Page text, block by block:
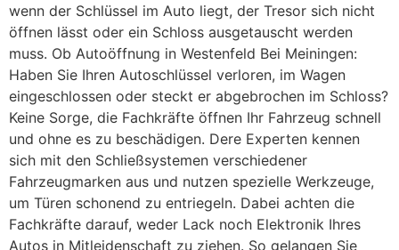
wenn der Schlüssel im Auto liegt, der Tresor sich nicht
öffnen lässt oder ein Schloss ausgetauscht werden
muss. Ob Autoöffnung in Westenfeld Bei Meiningen:
Haben Sie Ihren Autoschlüssel verloren, im Wagen
eingeschlossen oder steckt er abgebrochen im Schloss?
Keine Sorge, die Fachkräfte öffnen Ihr Fahrzeug schnell
und ohne es zu beschädigen. Dere Experten kennen
sich mit den Schließsystemen verschiedener
Fahrzeugmarken aus und nutzen spezielle Werkzeuge,
um Türen schonend zu entriegeln. Dabei achten die
Fachkräfte darauf, weder Lack noch Elektronik Ihres
Autos in Mitleidenschaft zu ziehen. So gelangen Sie